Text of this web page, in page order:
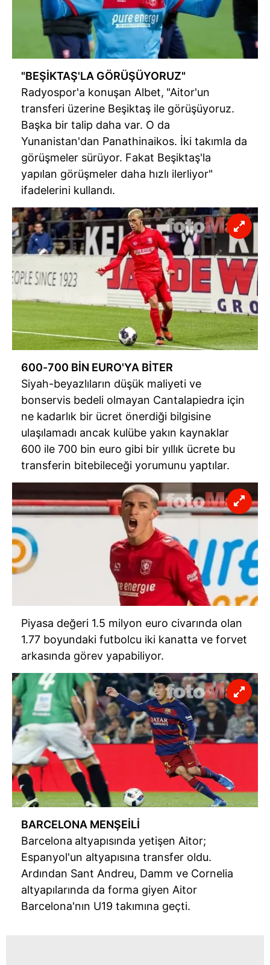
verileriniz işlenmekte olup gerekli olan çerezler bilgi
toplumu hizmetlerinin sunulması amacıyla
kullanılmaktadır. Diğer çerezler, sitemizin daha işlevsel
kılınması ve kişiselleştirilmesi ve sizlere yönelik
reklam/pazarlama faaliyetlerinin yapılması, amaçlarıyla
sınırlı olarak açık rızanız dahilinde kullanılacaktır.
Çerezlere ilişkin tercihlerinizi aşağıda yer alan panel
vasıtasıyla belirleyebilirsiniz. Çerezlere ilişkin detaylı bilgi
için Ayarlar butonuna tıklayabilir,
Çerez Bilgilendirme
Metnimiziziyaret edebilirsiniz.
6698 sayılı Kişisel Verilerin Korunması Kanunu uyarınca
hazırlanmış Aydınlatma Metnimizi okumak ve sitemizde
ilgili mevzuata uygun olarak kullanılan çerezlerle ilgili bilgi
almak için lütfentıklayınız.
"BEŞİKTAŞ'LA GÖRÜŞÜYORUZ"
Radyospor'a konuşan Albet, "Aitor'un
transferi üzerine Beşiktaş ile görüşüyoruz.
Başka bir talip daha var. O da
Yunanistan'dan Panathinaikos. İki takımla da
görüşmeler sürüyor. Fakat Beşiktaş'la
yapılan görüşmeler daha hızlı ilerliyor"
ifadelerini kullandı.
600-700 BİN EURO'YA BİTER
Siyah-beyazlıların düşük maliyeti ve
bonservis bedeli olmayan Cantalapiedra için
ne kadarlık bir ücret önerdiği bilgisine
ulaşılamadı ancak kulübe yakın kaynaklar
600 ile 700 bin euro gibi bir yıllık ücrete bu
transferin bitebileceği yorumunu yaptılar.
Piyasa değeri 1.5 milyon euro civarında olan
1.77 boyundaki futbolcu iki kanatta ve forvet
arkasında görev yapabiliyor.
BARCELONA MENŞEİLİ
Barcelona altyapısında yetişen Aitor;
Espanyol'un altyapısına transfer oldu.
Ardından Sant Andreu, Damm ve Cornelia
altyapılarında da forma giyen Aitor
Barcelona'nın U19 takımına geçti.